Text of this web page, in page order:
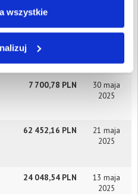
wszystkie
3 097,72 PLN
18 czerwca
7 700,78 PLN
30 maja
2025
62 452,16 PLN
21 maja
2025
24 048,54 PLN
13 maja
2025